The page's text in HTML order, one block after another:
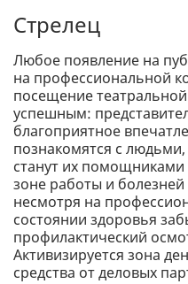
Стрелец
Любое появление на
на профессиональной
посещение
успешным:
благоприятное
познакомятся с
станут их
зоне работы и
несмотря на
состоянии здоровья
профилактический
Активизируется зона
средства от деловых